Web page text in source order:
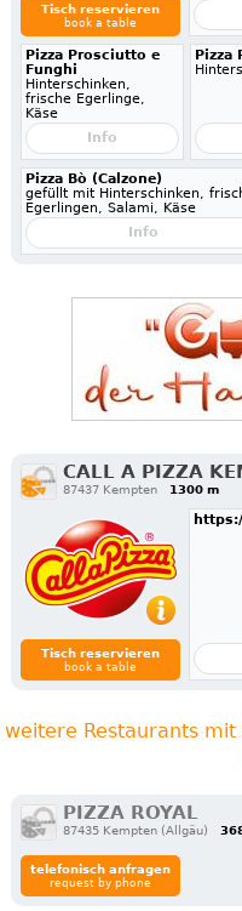
Tisch reservieren
book a table
Pizza Prosciutto e
Funghi
Hinterschinken,
frische Egerlinge,
Käse
Info
Pizza
Pizza Bò (Calzone)
gefüllt mit Hinterschinken,
Egerlingen, Salami, Käse
Info
CALL A PIZZA
87437 Kempten 1300 m
Tisch reservieren
book a table
weitere Restaurants mit
PIZZA ROYAL
87435 Kempten (Allgäu)
telefonisch anfragen
request by phone